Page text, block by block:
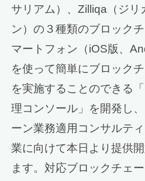
サリアム）、Zilliqa（ジリ
ン）の３種類のブロック
マートフォン（iOS版、
を使って簡単にブロック
を実施することのできる
理コンソール」を開発し
ーン業務適用コンサルテ
業に向けて本日より提供
ます。対応ブロックチェ